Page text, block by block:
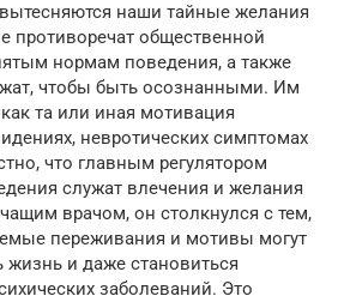
наши тайные желания
противоречат общественной
нормам поведения, а также
чтобы быть осознанными. Им
та или иная мотивация
невротических симптомах
что главным регулятором
служат влечения и желания
врачом, он столкнулся с тем,
переживания и мотивы могут
жизнь и даже становиться
заболеваний. Это